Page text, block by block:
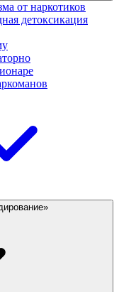
от наркотиков
детоксикация